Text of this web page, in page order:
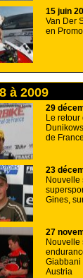
15 juin
Van Der
en
à 2009
29
Le
de
23
Nouvelle
Gines,
27
Nouvelle
Giabbani
Austria